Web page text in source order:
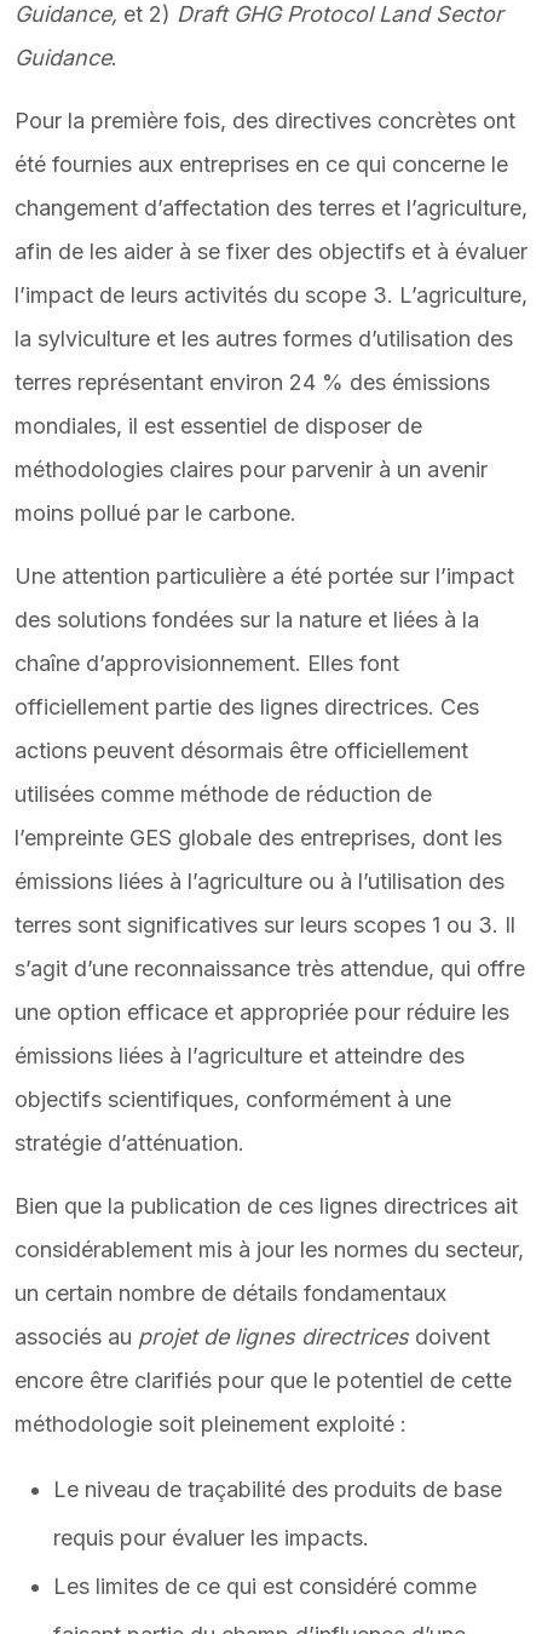
Guidance, et 2) Draft GHG Protocol Land Sector
Guidance.
Pour la première fois, des directives concrètes ont
été fournies aux entreprises en ce qui concerne le
changement d’affectation des terres et l’agriculture,
afin de les aider à se fixer des objectifs et à évaluer
l’impact de leurs activités du scope 3. L’agriculture,
la sylviculture et les autres formes d’utilisation des
terres représentant environ 24 % des émissions
mondiales, il est essentiel de disposer de
méthodologies claires pour parvenir à un avenir
moins pollué par le carbone.
Une attention particulière a été portée sur l’impact
des solutions fondées sur la nature et liées à la
chaîne d’approvisionnement. Elles font
officiellement partie des lignes directrices. Ces
actions peuvent désormais être officiellement
utilisées comme méthode de réduction de
l’empreinte GES globale des entreprises, dont les
émissions liées à l’agriculture ou à l’utilisation des
terres sont significatives sur leurs scopes 1 ou 3. Il
s’agit d’une reconnaissance très attendue, qui offre
une option efficace et appropriée pour réduire les
émissions liées à l’agriculture et atteindre des
objectifs scientifiques, conformément à une
stratégie d’atténuation.
Bien que la publication de ces lignes directrices ait
considérablement mis à jour les normes du secteur,
un certain nombre de détails fondamentaux
associés au projet de lignes directrices doivent
encore être clarifiés pour que le potentiel de cette
méthodologie soit pleinement exploité :
Le niveau de traçabilité des produits de base
requis pour évaluer les impacts.
Les limites de ce qui est considéré comme